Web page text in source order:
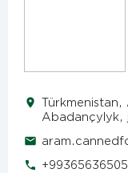
Abadançylyk,
+99365636505